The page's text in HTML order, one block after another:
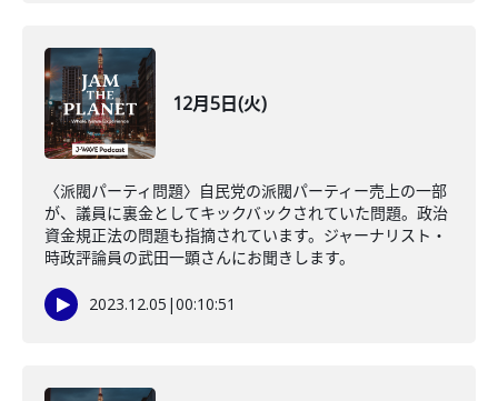
12月5日(火)
〈派閥パーティ問題〉自民党の派閥パーティー売上の一部
が、議員に裏金としてキックバックされていた問題。政治
資金規正法の問題も指摘されています。ジャーナリスト・
時政評論員の武田一顕さんにお聞きします。
2023.12.05 |00:10:51